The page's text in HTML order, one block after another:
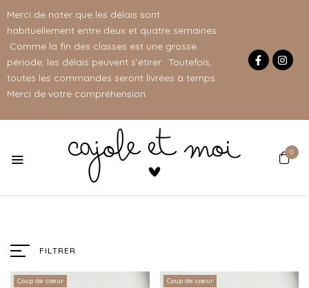
Merci de noter que les délais sont
habituellement entre deux et quatre semaines.
Comme la fin des classes est une grosse
période, les délais peuvent s’étirer. Toutefois,
toutes les commandes seront livrées à temps.
Merci de votre compréhension.
0
FILTRER
Coup de coeur Coup de coeur